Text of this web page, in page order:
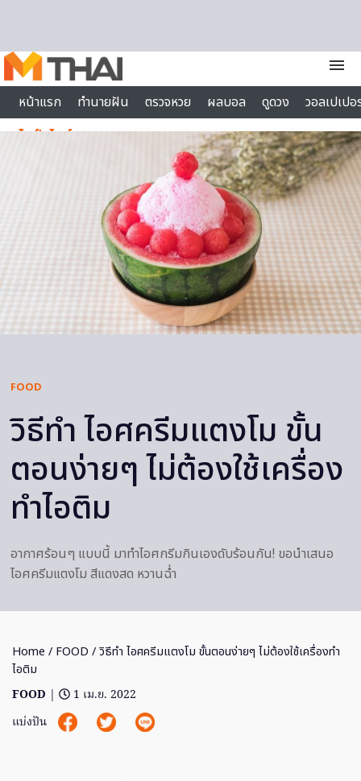
menu
หน้าแรก
ทำนายฝัน ตรวจหวย ผลบอล ดูดวง
วอลเปเป
ไลฟ์สไตล์
FOOD
วิธีทำ ไอศครีมแตงโม ขั้น
ตอนง่ายๆ ไม่ต้องใช้เครื่อง
ทำไอติม
อากาศร้อนๆ แบบนี้ มาทำไอศกรีมกินเองดับร้อนกัน! ขอนำเสนอ
ไอศครีมแตงโม สีแดงสด หวานฉ่ำ
Home / FOOD / วิธีทำ ไอศครีมแตงโม ขั้นตอนง่ายๆ ไม่ต้องใช้เครื่องทำ
ไอติม
FOOD |
1 เม.ย. 2022
แบ่งปัน